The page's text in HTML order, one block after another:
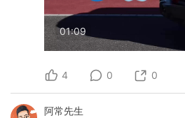
01:09
4 0 0
阿常先生